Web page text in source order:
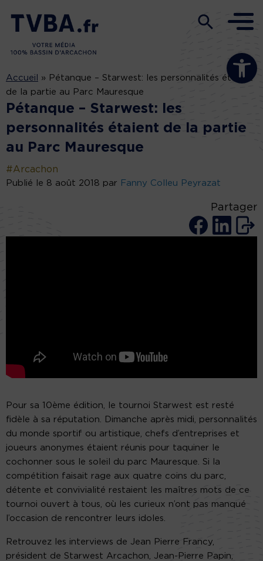
Ouvrir la
Accueil » Pétanque – Starwest: les personnalités étaient
de la partie au Parc Mauresque
Pétanque – Starwest: les
personnalités étaient de la partie
au Parc Mauresque
#Arcachon
Publié le 8 août 2018 par Fanny Colleu Peyrazat
Partager
Pour sa 10ème édition, le tournoi Starwest est resté
fidèle à sa réputation. Dimanche après midi, personnalités
du monde sportif ou artistique, chefs d’entreprises et
joueurs anonymes étaient réunis pour taquiner le
cochonner sous le soleil du parc Mauresque. Si la
compétition faisait rage aux quatre coins du parc,
détente et convivialité restaient les maîtres mots de ce
tournoi ouvert à tous, où les curieux n’ont pas manqué
l’occasion de rencontrer leurs idoles.
Retrouvez les interviews de Jean Pierre Francy,
président de Starwest Arcachon, Jean-Pierre Papin,